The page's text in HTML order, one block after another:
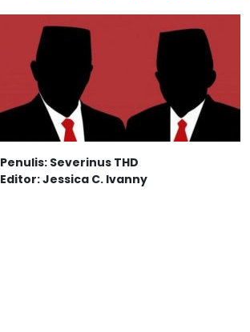
Penulis: Severinus THD
Editor: Jessica C. Ivanny